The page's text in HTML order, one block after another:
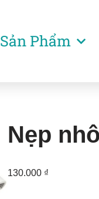
Sản Phẩm
Nẹp
130.000 ₫